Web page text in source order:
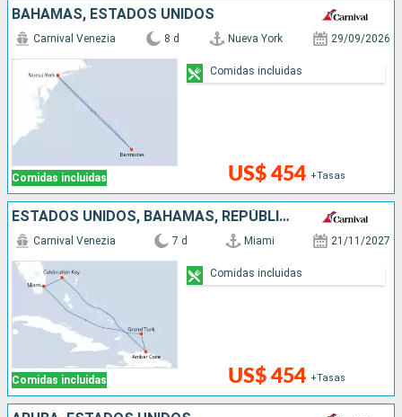
BAHAMAS, ESTADOS UNIDOS
Comidas incluidas
Carnival Venezia 8 d Nueva York 29/09/2026
US$ 454 +Tasas
Comidas incluidas
ESTADOS UNIDOS, BAHAMAS, REPÚBLICA DOMINICANA
Comidas incluidas
Carnival Venezia 7 d Miami 21/11/2027
US$ 454 +Tasas
Comidas incluidas